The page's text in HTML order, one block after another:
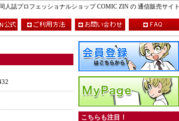
人誌プロフェッショナルショップ COMIC ZIN の 通信販売サイト
こちらも注目！